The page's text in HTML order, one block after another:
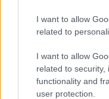
I want to allow
related to
I want to allow
related to security,
functionality and
user protection.